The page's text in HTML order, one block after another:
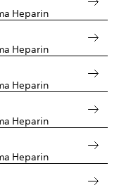
Heparin
Heparin
Heparin
Heparin
Heparin